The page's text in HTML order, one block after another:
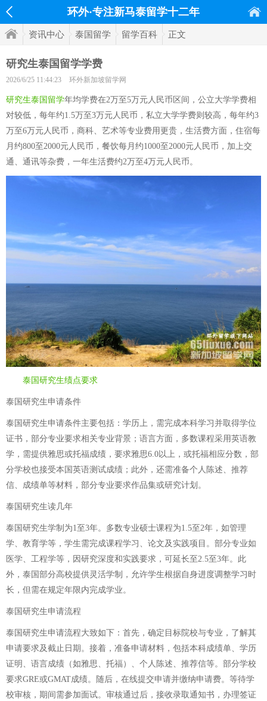
环外·专注新马泰留学十二年
资讯中心 泰国留学 留学百科 正文
研究生泰国留学学费
2026/6/25 11:44:23 环外新加坡留学网
研究生泰国留学年均学费在2万至5万元人民币区间，公立大学学费相
对较低，每年约1.5万至3万元人民币，私立大学学费则较高，每年约3
万至6万元人民币，商科、艺术等专业费用更贵，生活费方面，住宿每
月约800至2000元人民币，餐饮每月约1000至2000元人民币，加上交
通、通讯等杂费，一年生活费约2万至4万元人民币。
泰国研究生绩点要求
泰国研究生申请条件
泰国研究生申请条件主要包括：学历上，需完成本科学习并取得学位
证书，部分专业要求相关专业背景；语言方面，多数课程采用英语教
学，需提供雅思或托福成绩，要求雅思6.0以上，或托福相应分数，部
分学校也接受本国英语测试成绩；此外，还需准备个人陈述、推荐
信、成绩单等材料，部分专业要求作品集或研究计划。
泰国研究生读几年
泰国研究生学制为1至3年。多数专业硕士课程为1.5至2年，如管理
学、教育学等，学生需完成课程学习、论文及实践项目。部分专业如
医学、工程学等，因研究深度和实践要求，可延长至2.5至3年。此
外，泰国部分高校提供灵活学制，允许学生根据自身进度调整学习时
长，但需在规定年限内完成学业。
泰国研究生申请流程
泰国研究生申请流程大致如下：首先，确定目标院校与专业，了解其
申请要求及截止日期。接着，准备申请材料，包括本科成绩单、学历
证明、语言成绩（如雅思、托福）、个人陈述、推荐信等。部分学校
要求GRE或GMAT成绩。随后，在线提交申请并缴纳申请费。等待学
校审核，期间需参加面试。审核通过后，接收录取通知书，办理签证